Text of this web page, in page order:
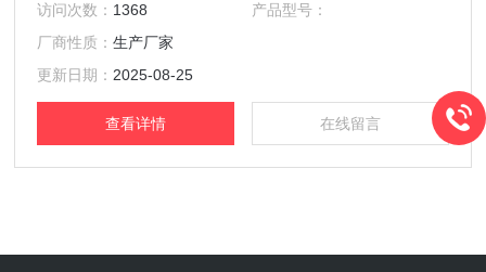
用，绿色环保，杜绝蓄电池（1 、污染环境，2、长时间不使
用仪器或不充电，蓄电池老化损坏;增加仪器的故障率）;全机
体为静电喷塑
访问次数： 1368
产品型号：
厂商性质：生产厂家
更新日期： 2025-08-25
查看详情 在线留言